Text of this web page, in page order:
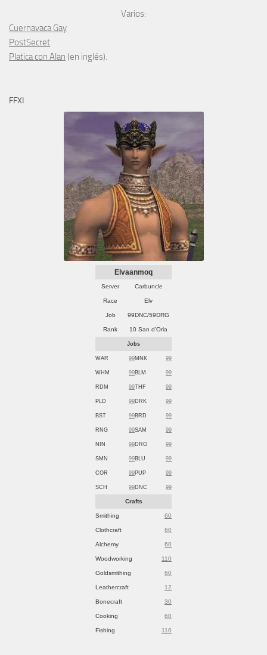
Varios:
Cuernavaca Gay
PostSecret
Platica con Alan (en inglés).
FFXI
Elvaanmoq
Server Carbuncle
Race Elv
Job 99DNC/59DRG
Rank 10 San d'Oria
Jobs
WAR 99MNK 99
WHM 99BLM 99
RDM 99THF 99
PLD 99DRK 99
BST 99BRD 99
RNG 99SAM 99
NIN 99DRG 99
SMN 99BLU 99
COR 99PUP 99
SCH 99DNC 99
Crafts
Smithing 60
Clothcraft 60
Alchemy 60
Woodworking 110
Goldsmithing 60
Leathercraft 12
Bonecraft 30
Cooking 60
Fishing 110